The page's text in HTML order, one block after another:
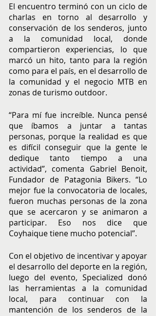
El encuentro terminó con un ciclo de
charlas en torno al desarrollo y
conservación de los senderos, junto
a la comunidad local, donde
compartieron experiencias, lo que
marcó un hito, tanto para la región
como para el país, en el desarrollo de
la comunidad y el negocio MTB en
zonas de turismo outdoor.
“Para mí fue increíble. Nunca pensé
que íbamos a juntar a tantas
personas, porque la realidad es que
es difícil conseguir que la gente le
dedique tanto tiempo a una
actividad”, comenta Gabriel Benoit,
Fundador de Patagonia Bikers. “Lo
mejor fue la convocatoria de locales,
fueron muchas personas de la zona
que se acercaron y se animaron a
participar. Eso nos dice que
Coyhaique tiene mucho potencial”.
Con el objetivo de incentivar y apoyar
el desarrollo del deporte en la región,
luego del evento, Specialized donó
las herramientas a la comunidad
local, para continuar con la
mantención de los senderos de la